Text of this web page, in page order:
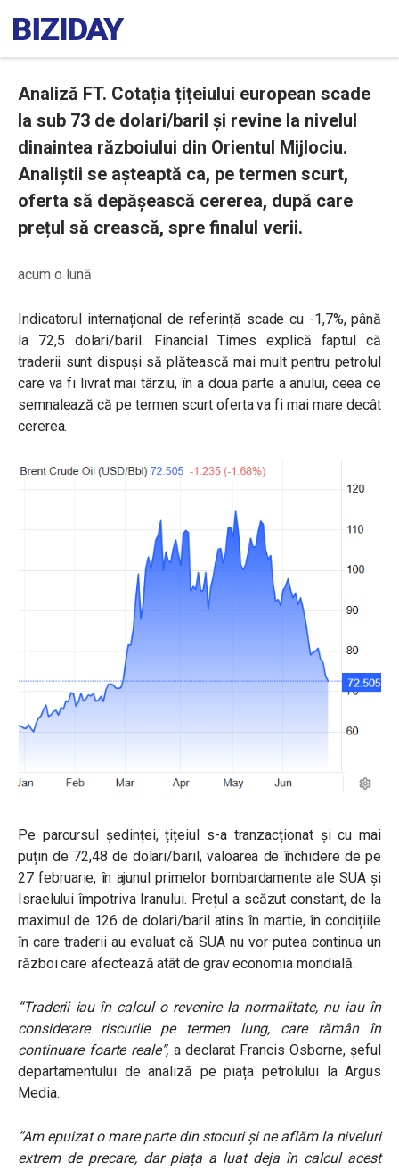
Analiză FT. Cotația țițeiului european scade
la sub 73 de dolari/baril și revine la nivelul
dinaintea războiului din Orientul Mijlociu.
Analiștii se așteaptă ca, pe termen scurt,
oferta să depășească cererea, după care
prețul să crească, spre finalul verii.
acum o lună
Indicatorul internațional de referință scade cu -1,7%, până
la 72,5 dolari/baril. Financial Times explică faptul că
traderii sunt dispuși să plătească mai mult pentru petrolul
care va fi livrat mai târziu, în a doua parte a anului, ceea ce
semnalează că pe termen scurt oferta va fi mai mare decât
cererea.
Pe parcursul ședinței, țițeiul s-a tranzacționat și cu mai
puțin de 72,48 de dolari/baril, valoarea de închidere de pe
27 februarie, în ajunul primelor bombardamente ale SUA și
Israelului împotriva Iranului. Prețul a scăzut constant, de la
maximul de 126 de dolari/baril atins în martie, în condițiile
în care traderii au evaluat că SUA nu vor putea continua un
război care afectează atât de grav economia mondială.
“Traderii iau în calcul o revenire la normalitate, nu iau în
considerare riscurile pe termen lung, care rămân în
continuare foarte reale”, a declarat Francis Osborne, șeful
departamentului de analiză pe piața petrolului la Argus
Media.
“Am epuizat o mare parte din stocuri și ne aflăm la niveluri
extrem de precare, dar piața a luat deja în calcul acest